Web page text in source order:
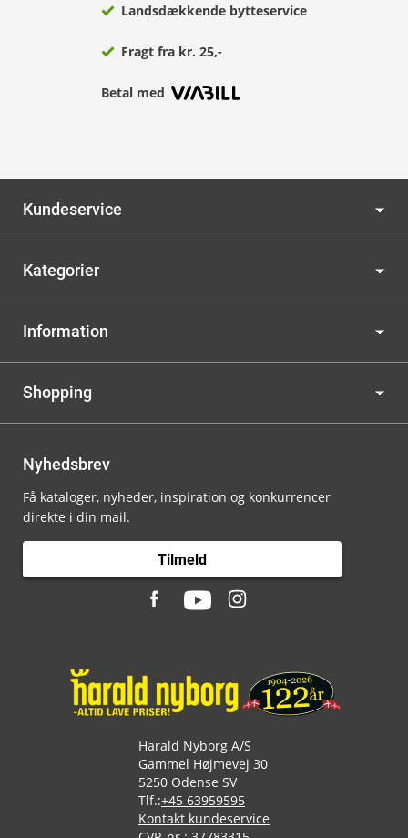
Landsdækkende bytteservice
Fragt fra kr. 25,-
Betal med
Kundeservice
Kategorier
Information
Shopping
Nyhedsbrev
Få kataloger, nyheder, inspiration og konkurrencer
direkte i din mail.
Tilmeld
Harald Nyborg A/S
Gammel Højmevej 30
5250 Odense SV
Tlf.:+45 63959595
Kontakt kundeservice